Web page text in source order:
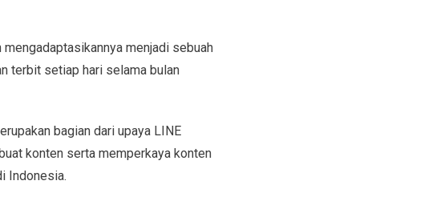
menjadi sebuah
terbit setiap hari selama bulan
bagian dari upaya LINE
konten serta memperkaya konten
Indonesia.